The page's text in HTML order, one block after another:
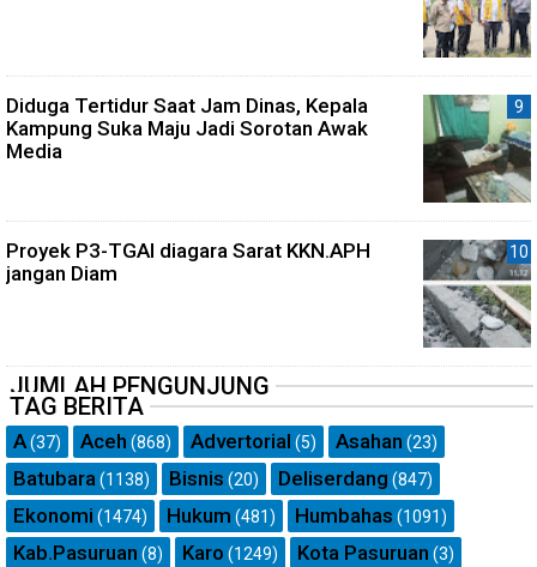
Diduga Tertidur Saat Jam Dinas, Kepala
Kampung Suka Maju Jadi Sorotan Awak
Media
Proyek P3-TGAI diagara Sarat KKN.APH
jangan Diam
JUMLAH PENGUNJUNG
TAG BERITA
A(37) Aceh (868) Advertorial (5) Asahan (23)
Batubara(1138) Bisnis (20) Deliserdang (847)
Ekonomi (1474) Hukum (481) Humbahas (1091)
Kab.Pasuruan (8) Karo (1249) Kota Pasuruan (3)